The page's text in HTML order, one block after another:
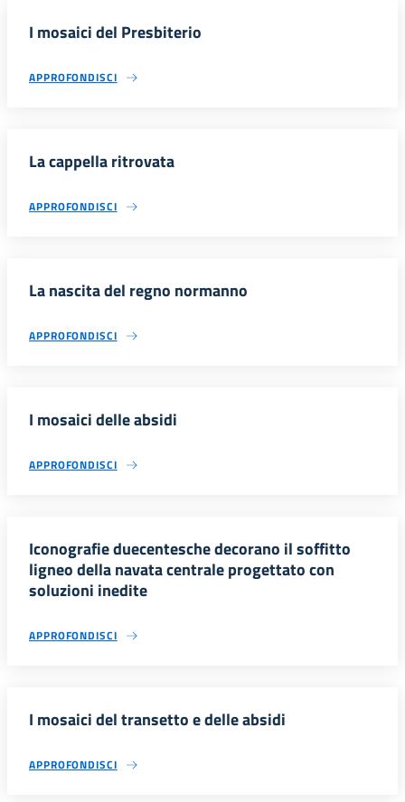
I mosaici del Presbiterio
APPROFONDISCI
La cappella ritrovata
APPROFONDISCI
La nascita del regno normanno
APPROFONDISCI
I mosaici delle absidi
APPROFONDISCI
Iconografie duecentesche decorano il soffitto
ligneo della navata centrale progettato con
soluzioni inedite
APPROFONDISCI
I mosaici del transetto e delle absidi
APPROFONDISCI